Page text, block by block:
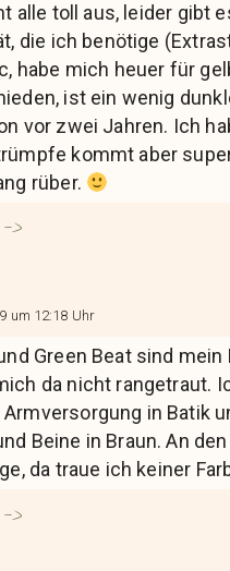
alle toll aus, leider gibt
die ich benötige
habe mich heuer für
ist ein wenig
vor zwei Jahren. Ich
kommt aber
rüber.
um 12:18 Uhr
Green Beat sind mein
da nicht rangetraut.
in Batik
Beine in Braun. An
da traue ich keiner